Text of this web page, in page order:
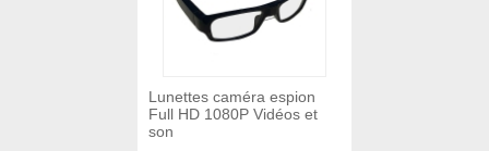
Lunettes caméra espion
Full HD 1080P Vidéos et
son